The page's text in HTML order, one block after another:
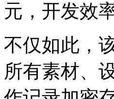
元，开发
不仅如此
所有素材